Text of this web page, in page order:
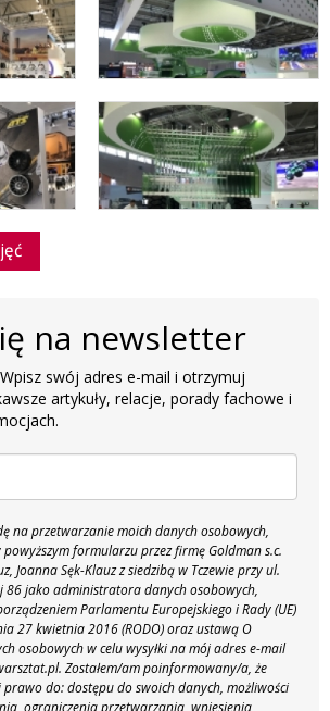
na newsletter
swój adres e-mail i otrzymuj
artykuły, relacje, porady fachowe i
na przetwarzanie moich danych osobowych,
powyższym formularzu przez firmę Goldman s.c.
Joanna Sęk-Klauz z siedzibą w Tczewie przy ul.
86 jako administratora danych osobowych,
Parlamentu Europejskiego i Rady (UE)
27 kwietnia 2016 (RODO) oraz ustawą O
osobowych w celu wysyłki na mój adres e-mail
Zostałem/am poinformowany/a, że
prawo do: dostępu do swoich danych, możliwości
ograniczenia przetwarzania, wniesienia